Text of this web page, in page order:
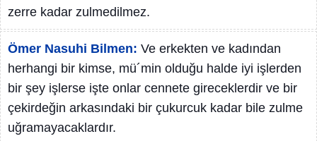
zerre kadar zulmedilmez.
Ömer Nasuhi Bilmen: Ve erkekten ve kadından
herhangi bir kimse, mü´min olduğu halde iyi işlerden
bir şey işlerse işte onlar cennete gireceklerdir ve bir
çekirdeğin arkasındaki bir çukurcuk kadar bile zulme
uğramayacaklardır.